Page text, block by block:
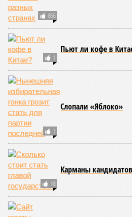
856
1
Пьют ли кофе в
1
Слопали «Яблоко»
18
Карманы кандидатов